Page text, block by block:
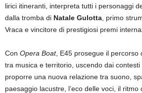
lirici itineranti, interpreta tutti i personaggi
dalla tromba di Natale Gulotta , primo
Vraca e vincitore di prestigiosi premi
Con Opera Boat, E45 prosegue il percorso
tra musica e territorio, uscendo dai
proporre una nuova relazione tra suono,
paesaggio lacustre, l’eco delle voci, il